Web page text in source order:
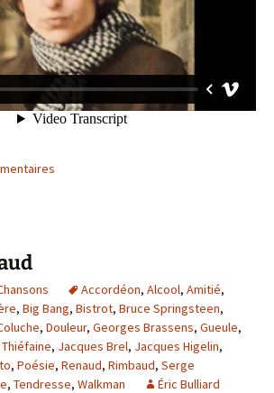
Accordéon, Alcool, Amitié,
, Big Bang, Bistrot, Bruce Springsteen,
, Douleur, Georges Brassens, Gueule,
, Jacques Brel, Jacques Higelin,
, Poésie, Renaud, Rimbaud, Serge
, Tendresse, Walkman Éric Bulliard